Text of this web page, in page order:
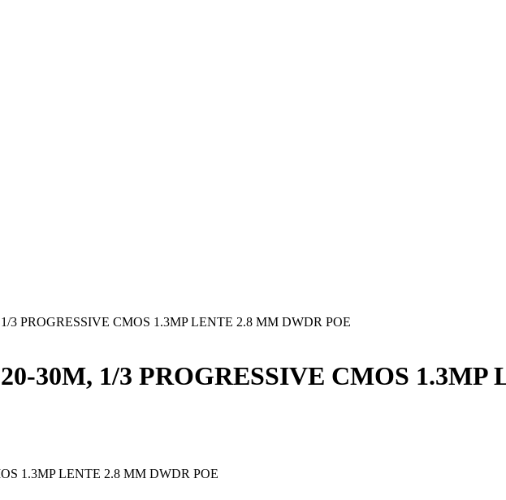
3 PROGRESSIVE CMOS 1.3MP LENTE 2.8 MM DWDR POE
30M, 1/3 PROGRESSIVE CMOS 1.3MP
1.3MP LENTE 2.8 MM DWDR POE